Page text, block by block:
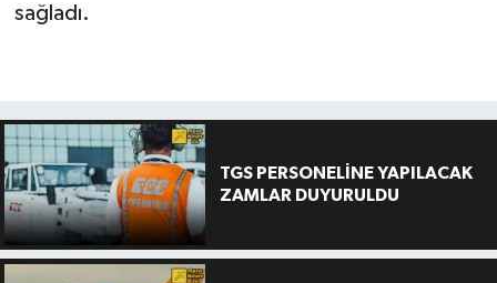
sağladı.
TGS PERSONELİNE YAPILACAK
ZAMLAR DUYURULDU